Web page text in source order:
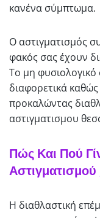
κανένα σύμπτωμα.
Ο αστιγματισμός
φακός σας έχουν
Το μη
διαφορετικά
προκαλώντας
αστιγματισμου
Πώς Και Πού
Αστιγματισμού
Η διαθλαστική